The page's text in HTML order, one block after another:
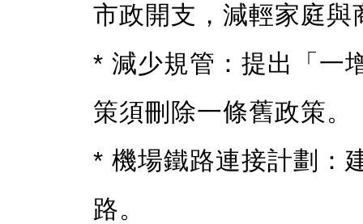
市政開支，減輕家庭與
* 減少規管：提出「一
策須刪除一條舊政策。
* 機場鐵路連接計劃：
路。